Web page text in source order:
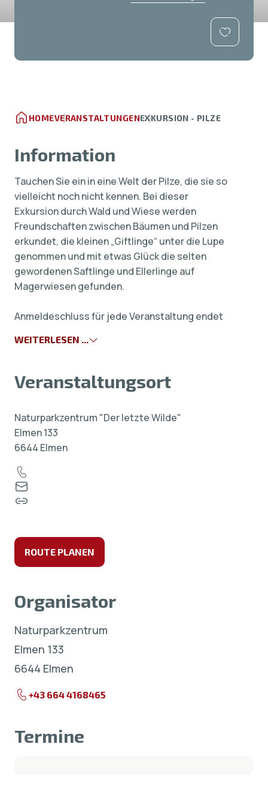
HOMEVERANSTALTUNGENEXKURSION - PILZE
Information
Tauchen Sie ein in eine Welt der Pilze, die sie so
vielleicht noch nicht kennen. Bei dieser
Exkursion durch Wald und Wiese werden
Freundschaften zwischen Bäumen und Pilzen
erkundet, die kleinen „Giftlinge“ unter die Lupe
genommen und mit etwas Glück die selten
gewordenen Saftlinge und Ellerlinge auf
Magerwiesen gefunden.
Anmeldeschluss für jede Veranstaltung endet
WEITERLESEN ...
Veranstaltungsort
Naturparkzentrum "Der letzte Wilde"
Elmen 133
6644 Elmen
ROUTE PLANEN
Organisator
Naturparkzentrum
Elmen 133
6644 Elmen
+43 664 4168465
Termine